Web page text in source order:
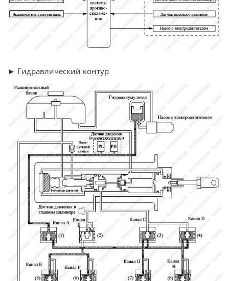
► Гидравлический контур